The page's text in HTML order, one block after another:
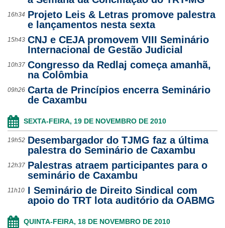
16h34 Projeto Leis & Letras promove palestra
e lançamentos nesta sexta
15h43 CNJ e CEJA promovem VIII Seminário
Internacional de Gestão Judicial
10h37 Congresso da Redlaj começa amanhã,
na Colômbia
09h26 Carta de Princípios encerra Seminário
de Caxambu
SEXTA-FEIRA, 19 DE NOVEMBRO DE 2010
19h52 Desembargador do TJMG faz a última
palestra do Seminário de Caxambu
12h37 Palestras atraem participantes para o
seminário de Caxambu
11h10 I Seminário de Direito Sindical com
apoio do TRT lota auditório da OABMG
QUINTA-FEIRA, 18 DE NOVEMBRO DE 2010